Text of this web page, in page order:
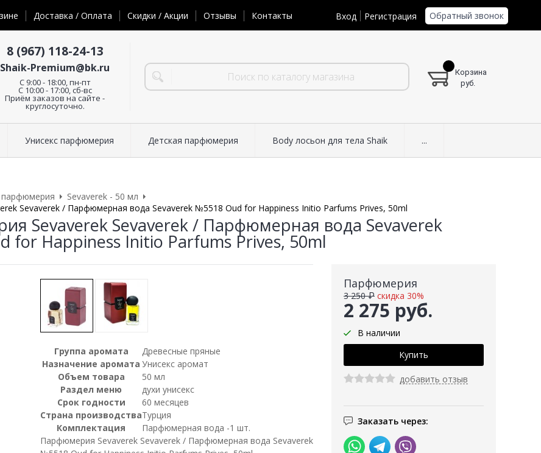
Доставка / Оплата Скидки / Акции Отзывы Контакты Вход Регистрация Обратный звонок
8 (967) 118-24-13
Shaik-Premium@bk.ru
C 9:00 - 18:00, пн-пт
С 10:00 - 17:00, сб-вс
Приём заказов на сайте -
круглосуточно.
Корзина
руб.
Унисекс парфюмерия Детская парфюмерия Body лосьон для тела Shaik ...
парфюмерия
Sevaverek - 50 мл
Sevaverek / Парфюмерная вода Sevaverek №5518 Oud for Happiness Initio Parfums Prives, 50ml
Sevaverek Sevaverek / Парфюмерная вода Sevaverek
for Happiness Initio Parfums Prives, 50ml
Парфюмерия
2 275 руб.
3 250 ₽ скидка 30%
В наличии
добавить отзыв
Заказать через:
Группа аромата
Древесные пряные
Назначение аромата Унисекс аромат
Объем товара
50 мл
Раздел меню
духи унисекс
Срок годности
60 месяцев
Страна производстваТурция
Комплектация
Парфюмерная вода -1 шт.
Парфюмерия Sevaverek Sevaverek / Парфюмерная вода Sevaverek